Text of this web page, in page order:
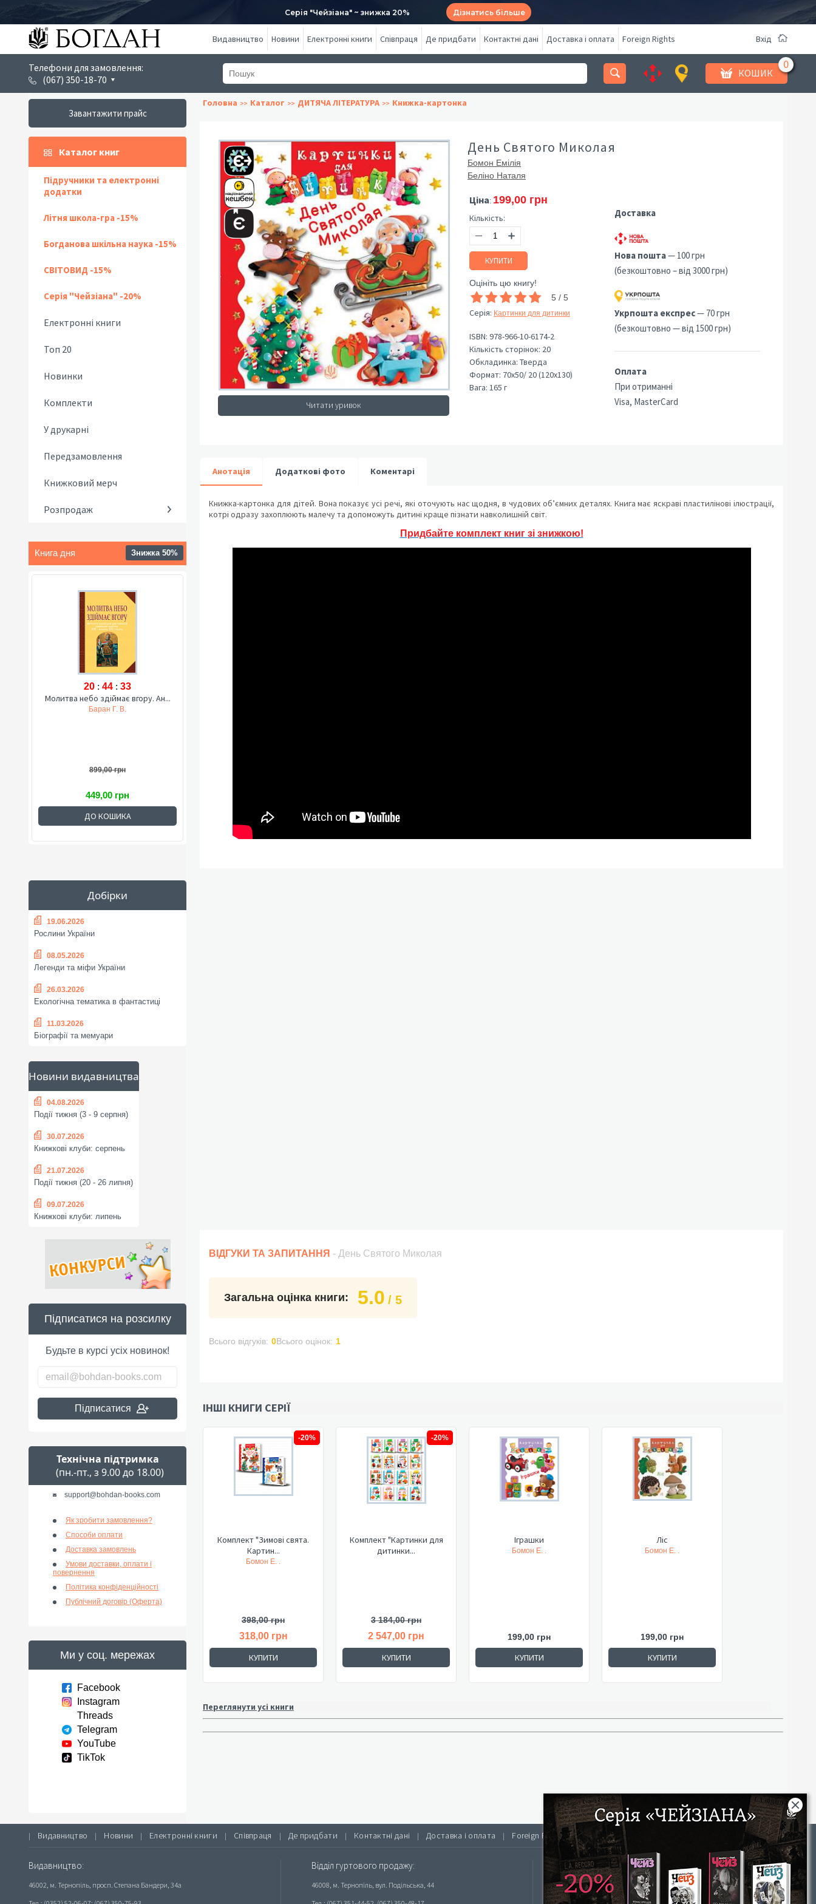
Серія "Чейзіана" ~ знижка 20% Дізнатись більше
Видавництво Новини Електронні книги Співпраця Де придбати Контактні дані Доставка і оплата Foreign Rights Вхід
Телефони для замовлення:
(067) 350-18-70
КОШИК
Завантажити прайс
Каталог книг
Підручники та електронні
додатки
Літня школа-гра -15%
Богданова шкільна наука -15%
СВІТОВИД -15%
Серія "Чейзіана" -20%
Електронні книги
Топ 20
Новинки
Комплекти
У друкарні
Передзамовлення
Книжковий мерч
Розпродаж
Книга дня Знижка 50%
20 : 44 : 32
Молитва небо здіймає вгору. Ан...
Баран Г. В.
899,00 грн
449,00 грн
ДО КОШИКА
Добірки
19.06.2026
Рослини України
08.05.2026
Легенди та міфи України
26.03.2026
Екологічна тематика в фантастиці
11.03.2026
Біографії та мемуари
Новини видавництва
04.08.2026
Події тижня (3 - 9 серпня)
30.07.2026
Книжкові клуби: серпень
21.07.2026
Події тижня (20 - 26 липня)
09.07.2026
Книжкові клуби: липень
Підписатися на розсилку
Будьте в курсі усіх новинок!
Підписатися
Технічна підтримка
(пн.-пт., з 9.00 до 18.00)
support@bohdan-books.com
Як зробити замовлення?
Способи оплати
Доставка замовлень
Умови доставки, оплати і
повернення
Політика конфіденційності
Публічний договір (Оферта)
Ми у соц. мережах
Facebook
Instagram
Threads
Telegram
YouTube
TikTok
Головна Каталог ДИТЯЧА ЛІТЕРАТУРА Книжка-картонка
Читати уривок
День Святого Миколая
Бомон Емілія
Беліно Наталя
Ціна: 199,00 грн
Кількість:
КУПИТИ
Оцініть цю книгу!
5 / 5
Серія: Картинки для дитинки
ISBN: 978-966-10-6174-2
Кількість сторінок: 20
Обкладинка: Тверда
Формат: 70х50/ 20 (120х130)
Вага: 165 г
Доставка
Нова пошта— 100 грн
(безкоштовно – від 3000 грн)
Укрпошта експрес— 70 грн
(безкоштовно — від 1500 грн)
Оплата
При отриманні
Visa, MasterCard
Анотація Додаткові фото Коментарі
Книжка-картонка для дітей. Вона показує усі речі, які оточують нас щодня, в чудових об’ємних деталях. Книга має яскраві пластилінові ілюстрації,
котрі одразу захоплюють малечу та допоможуть дитині краще пізнати навколишній світ.
Придбайте комплект книг зі знижкою!
ВІДГУКИ ТА ЗАПИТАННЯ - День Святого Миколая
Загальна оцінка книги: 5.0 / 5
Всього відгуків: 0Всього оцінок: 1
ІНШІ КНИГИ СЕРІЇ
-20%
Комплект "Зимові свята.
Картин...
Бомон Е. .
398,00 грн
318,00 грн
КУПИТИ
-20%
Комплект "Картинки для
дитинки...
3 184,00 грн
2 547,00 грн
КУПИТИ
Іграшки
Бомон Е. .
199,00 грн
КУПИТИ
Ліс
Бомон Е. .
199,00 грн
КУПИТИ
Переглянути усі книги
| Видавництво | Новини | Електронні книги | Співпраця | Де придбати | Контактні дані | Доставка і оплата | Foreign Rights |
Видавництво:
46002, м. Тернопіль, просп. Степана Бандери, 34а
Відділ гуртового продажу:
46008, м. Тернопіль, вул. Подільська, 44
Інтернет-магазин «Видавництво Богдан»:
46018, м. Тернопіль, А/С 529